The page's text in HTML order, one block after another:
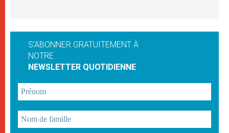
S'ABONNER GRATUITEMENT À
NOTRE
NEWSLETTER QUOTIDIENNE